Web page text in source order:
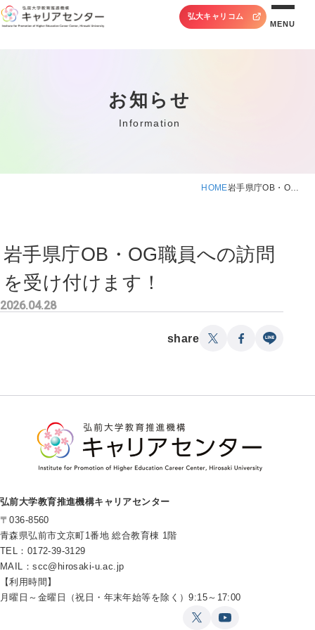
弘大キャリコム
MENU
お知らせ
Information
HOME岩手県庁OB・O…
岩手県庁OB・OG職員への訪問
を受け付けます！
2026.04.28
share
弘前大学教育推進機構キャリアセンター
〒036-8560
青森県弘前市文京町1番地 総合教育棟 1階
TEL：0172-39-3129
MAIL：scc@hirosaki-u.ac.jp
【利用時間】
月曜日～金曜日（祝日・年末年始等を除く）9:15～17:00